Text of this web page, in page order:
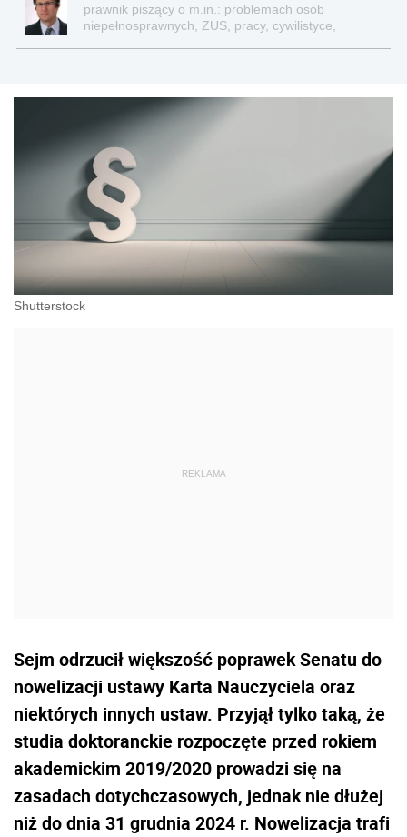
prawnik piszący o m.in.: problemach osób
niepełnosprawnych, ZUS, pracy, cywilistyce,
Shutterstock
Sejm odrzucił większość poprawek Senatu do
nowelizacji ustawy Karta Nauczyciela oraz
niektórych innych ustaw. Przyjął tylko taką, że
studia doktoranckie rozpoczęte przed rokiem
akademickim 2019/2020 prowadzi się na
zasadach dotychczasowych, jednak nie dłużej
niż do dnia 31 grudnia 2024 r. Nowelizacja trafi